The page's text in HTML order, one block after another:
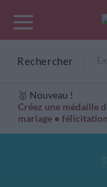
Rechercher
🥇 Nouveau !
Créez une médaille
mariage •
Cartes Hiver